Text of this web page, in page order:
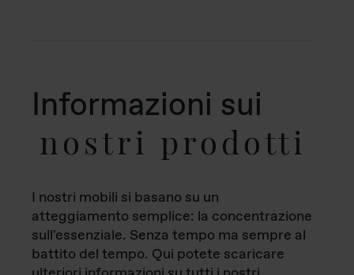
Informazioni sui
nostri prodotti
I nostri mobili si basano su un
atteggiamento semplice: la concentrazione
sull'essenziale. Senza tempo ma sempre al
battito del tempo. Qui potete scaricare